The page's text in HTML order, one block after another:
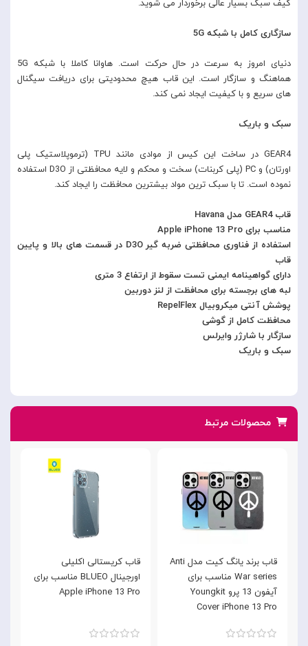
کیف سبک بسیار عالی برخوردار می شوید.
سازگاری کامل با شبکه 5G
دنیای امروز به سرعت در حال حرکت است. هاوانا کاملا با شبکه 5G
هماهنگ و سازگار است. این قاب هیچ محدودیتی برای دریافت سیگنال
های سریع و با کیفیت ایجاد نمی کند.
سبک و باریک
GEAR4 در ساخت این کیس از موادی مانند TPU (ترموپلاستیک پلی
اورتان) و PC (پلی کربنات) سخت و محکم و لایه محافظتی از D3O استفاده
نموده است. تا با سبک ترین مواد بیشترین محافظت را ایجاد کند.
قاب GEAR4 مدل Havana
مناسب برای Apple iPhone 13 Pro
استفاده از فناوری محافظتی ضربه گیر D3O در قسمت های بالا و پایین
قاب
دارای گواهینامه ایمنی تست سقوط از ارتفاع 3 متری
لبه های برجسته برای محافظت از لنز دوربین
پوشش آنتی میکروبیال RepelFlex
محافظت کامل از گوشی
سازگار با شارژر وایرلس
سبک و باریک
محصولات مرتبط
قاب کریستالی اکلیلی
اورجینال BLUEO مناسب برای
Apple iPhone 13 Pro
قاب برند یانگ کیت مدل Anti
War series مناسب برای
آیفون 13 پرو Youngkit
Cover iPhone 13 Pro